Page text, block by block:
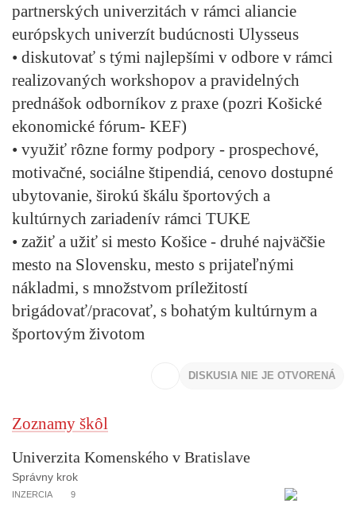
partnerských univerzitách v rámci aliancie
európskych univerzít budúcnosti Ulysseus
• diskutovať s tými najlepšími v odbore v rámci
realizovaných workshopov a pravidelných
prednášok odborníkov z praxe (pozri Košické
ekonomické fórum- KEF)
• využiť rôzne formy podpory - prospechové,
motivačné, sociálne štipendiá, cenovo dostupné
ubytovanie, širokú škálu športových a
kultúrnych zariadenív rámci TUKE
• zažiť a užiť si mesto Košice - druhé najväčšie
mesto na Slovensku, mesto s prijateľnými
nákladmi, s množstvom príležitostí
brigádovať/pracovať, s bohatým kultúrnym a
športovým životom
DISKUSIA NIE JE OTVORENÁ
Zoznamy škôl
Univerzita Komenského v Bratislave
Správny krok
INZERCIA 9